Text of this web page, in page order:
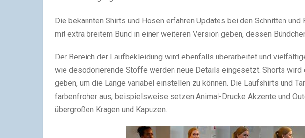
Die bekannten Shirts und Hosen erfahren Updates bei den Schnitten
mit extra breitem Bund in einer weiteren Version geben, dessen
Der Bereich der Laufbekleidung wird ebenfalls überarbeitet und
wie desodorierende Stoffe werden neue Details eingesetzt. Shorts wird
geben, um die Länge variabel einstellen zu können. Die Laufshirts und
farbenfroher aus, beispielsweise setzen Animal-Drucke Akzente und
übergroßen Kragen und Kapuzen.